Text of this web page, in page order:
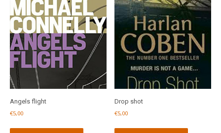
Angels flight
€5,00
Drop shot
€5,00